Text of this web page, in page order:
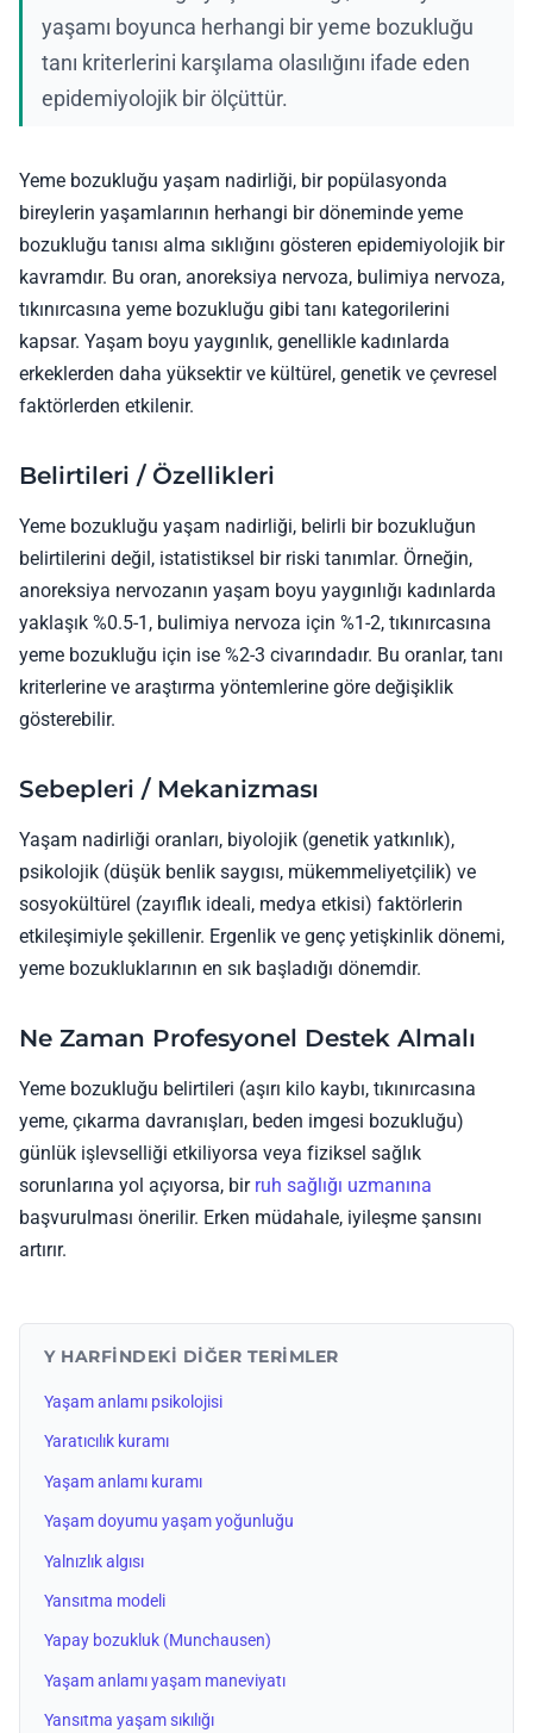
yaşamı boyunca herhangi bir yeme bozukluğu
tanı kriterlerini karşılama olasılığını ifade eden
epidemiyolojik bir ölçüttür.
Yeme bozukluğu yaşam nadirliği, bir popülasyonda
bireylerin yaşamlarının herhangi bir döneminde yeme
bozukluğu tanısı alma sıklığını gösteren epidemiyolojik bir
kavramdır. Bu oran, anoreksiya nervoza, bulimiya nervoza,
tıkınırcasına yeme bozukluğu gibi tanı kategorilerini
kapsar. Yaşam boyu yaygınlık, genellikle kadınlarda
erkeklerden daha yüksektir ve kültürel, genetik ve çevresel
faktörlerden etkilenir.
Belirtileri / Özellikleri
Yeme bozukluğu yaşam nadirliği, belirli bir bozukluğun
belirtilerini değil, istatistiksel bir riski tanımlar. Örneğin,
anoreksiya nervozanın yaşam boyu yaygınlığı kadınlarda
yaklaşık %0.5-1, bulimiya nervoza için %1-2, tıkınırcasına
yeme bozukluğu için ise %2-3 civarındadır. Bu oranlar, tanı
kriterlerine ve araştırma yöntemlerine göre değişiklik
gösterebilir.
Sebepleri / Mekanizması
Yaşam nadirliği oranları, biyolojik (genetik yatkınlık),
psikolojik (düşük benlik saygısı, mükemmeliyetçilik) ve
sosyokültürel (zayıflık ideali, medya etkisi) faktörlerin
etkileşimiyle şekillenir. Ergenlik ve genç yetişkinlik dönemi,
yeme bozukluklarının en sık başladığı dönemdir.
Ne Zaman Profesyonel Destek Almalı
Yeme bozukluğu belirtileri (aşırı kilo kaybı, tıkınırcasına
yeme, çıkarma davranışları, beden imgesi bozukluğu)
günlük işlevselliği etkiliyorsa veya fiziksel sağlık
sorunlarına yol açıyorsa, bir ruh sağlığı uzmanına
başvurulması önerilir. Erken müdahale, iyileşme şansını
artırır.
Y HARFINDEKI DIĞER TERIMLER
Yaşam anlamı psikolojisi
Yaratıcılık kuramı
Yaşam anlamı kuramı
Yaşam doyumu yaşam yoğunluğu
Yalnızlık algısı
Yansıtma modeli
Yapay bozukluk (Munchausen)
Yaşam anlamı yaşam maneviyatı
Yansıtma yaşam sıkılığı